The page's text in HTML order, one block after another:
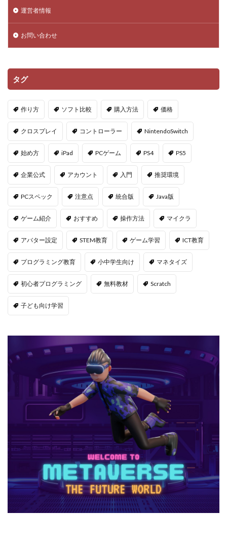
運営者情報
お問い合わせ
タグ
作り方 ソフト比較 購入方法 価格
クロスプレイ コントローラー NintendoSwitch
始め方 iPad PCゲーム PS4 PS5
企業公式 アカウント 入門 推奨環境
PCスペック 注意点 統合版 Java版
ゲーム紹介 おすすめ 操作方法 マイクラ
アバター設定 STEM教育 ゲーム学習 ICT教育
プログラミング教育 小中学生向け マネタイズ
初心者プログラミング 無料教材 Scratch
子ども向け学習